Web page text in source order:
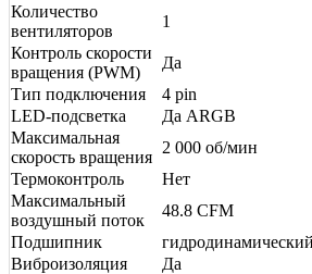
Количество
вентиляторов
1
Контроль скорости
вращения (PWM)
Да
Тип подключения
4 pin
LED-подсветка
Да ARGB
Максимальная
скорость вращения
2 000 об/мин
Термоконтроль
Нет
Максимальный
воздушный поток
48.8 CFM
Подшипник
гидродинамический
Виброизоляция
Да